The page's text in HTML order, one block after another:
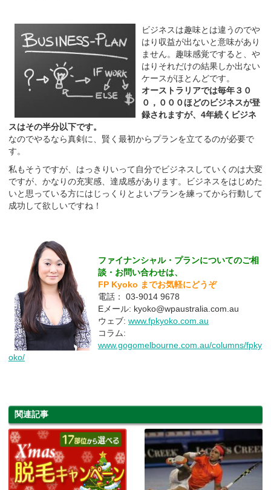
ビジネスは趣味とは違うのでや
はり収益が出ないと意味があり
ません。趣味感覚ですると、や
はりそれだけの結果しか出ない
ケースがほとんどです。
オーストラリアでは毎年３０
０，０００ほどのビジネスが登
録されますが、4年続くビジネ
スはその半分以下です。
なのでやるなら真剣に、賢く最初からプランを立てるのが必要で
す。
私もそうですが、はっきりいって自分でビジネスしていくのは大変
ですが、かなりの充実感、達成感があります。ビジネスをはじめた
いと思っている方にはじっくりとよいプランを練ってから行動して
成功して欲しいですね！
ファイナンシャル・プランについてのご相
談・お問い合わせは、
FP Kyoko までお気軽にどうぞ
電話： 03-9014 9678
Eメール: kyoko@wpaustralia.com.au
ウェブ: www.fpkyoko.com.au
コラム:
www.gogomelbourne.com.au/columns/fpky
oko/
関連記事